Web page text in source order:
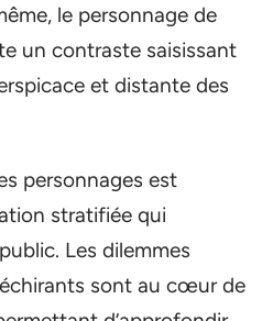
le personnage de
un contraste saisissant
et distante des
personnages est
stratifiée qui
Les dilemmes
sont au cœur de